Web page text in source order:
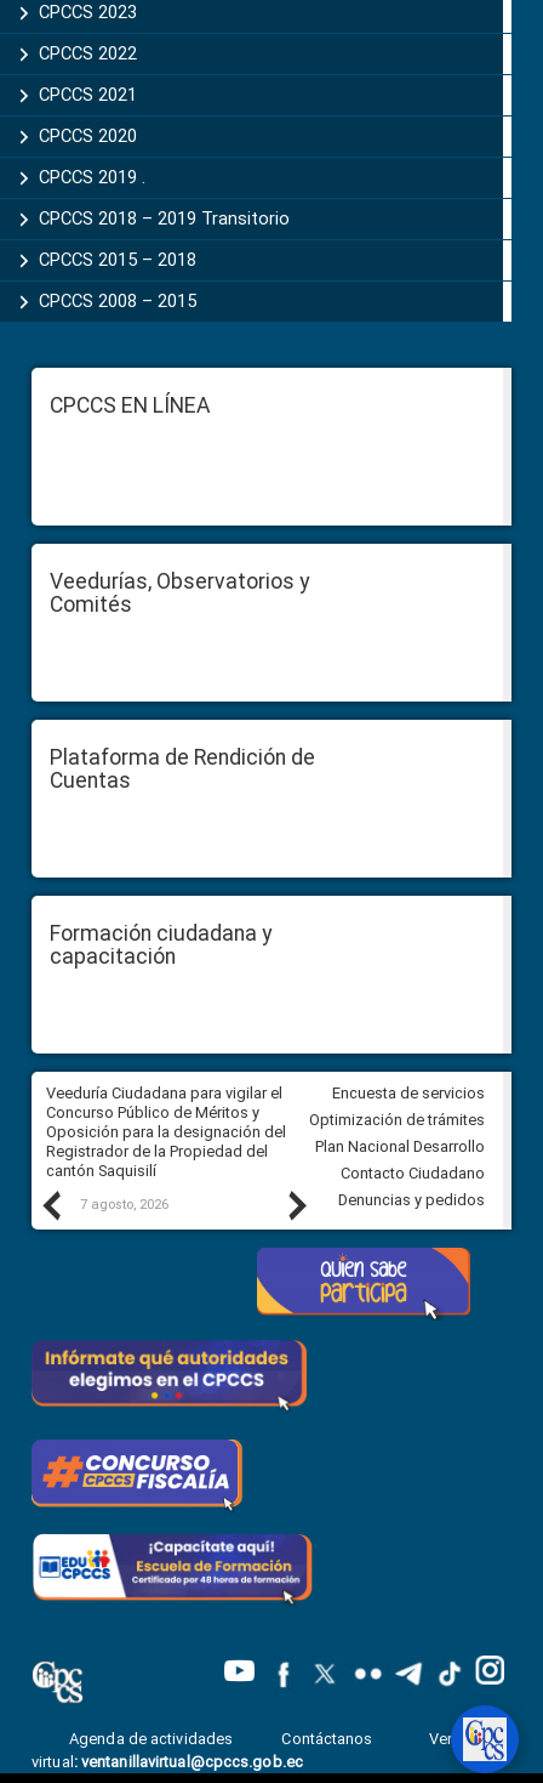
CPCCS 2023
CPCCS 2022
CPCCS 2021
CPCCS 2020
CPCCS 2019 .
CPCCS 2018 – 2019 Transitorio
CPCCS 2015 – 2018
CPCCS 2008 – 2015
FooterCPCCS EN LÍNEA
Veedurías, Observatorios y
Comités
Plataforma de Rendición de
Cuentas
Formación ciudadana y
capacitación
Previous
Veeduría Ciudadana para vigilar el
Concurso Público de Méritos y
Oposición para la designación del
Registrador de la Propiedad del
cantón Saquisilí
7 agosto, 2026
Veeduría Ciudadana para
construcción del asfaltado de
Ballenita del cantón Santa
7 agosto, 2026
Next
Encuesta de servicios
Optimización de trámites
Plan Nacional Desarrollo
Contacto Ciudadano
Denuncias y pedidos
Agenda de actividades Contáctanos
Ventanilla
virtual : ventanillavirtual@cpccs.gob.ec